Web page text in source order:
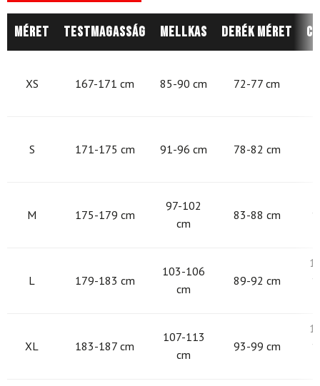
Méret Testmagasság Mellkas Derék méret
XS 167-171 cm 85-90 cm 72-77 cm
S 171-175 cm 91-96 cm 78-82 cm
M 175-179 cm
97-102
cm
83-88 cm
L 179-183 cm
103-106
cm
89-92 cm
XL 183-187 cm
107-113
cm
93-99 cm